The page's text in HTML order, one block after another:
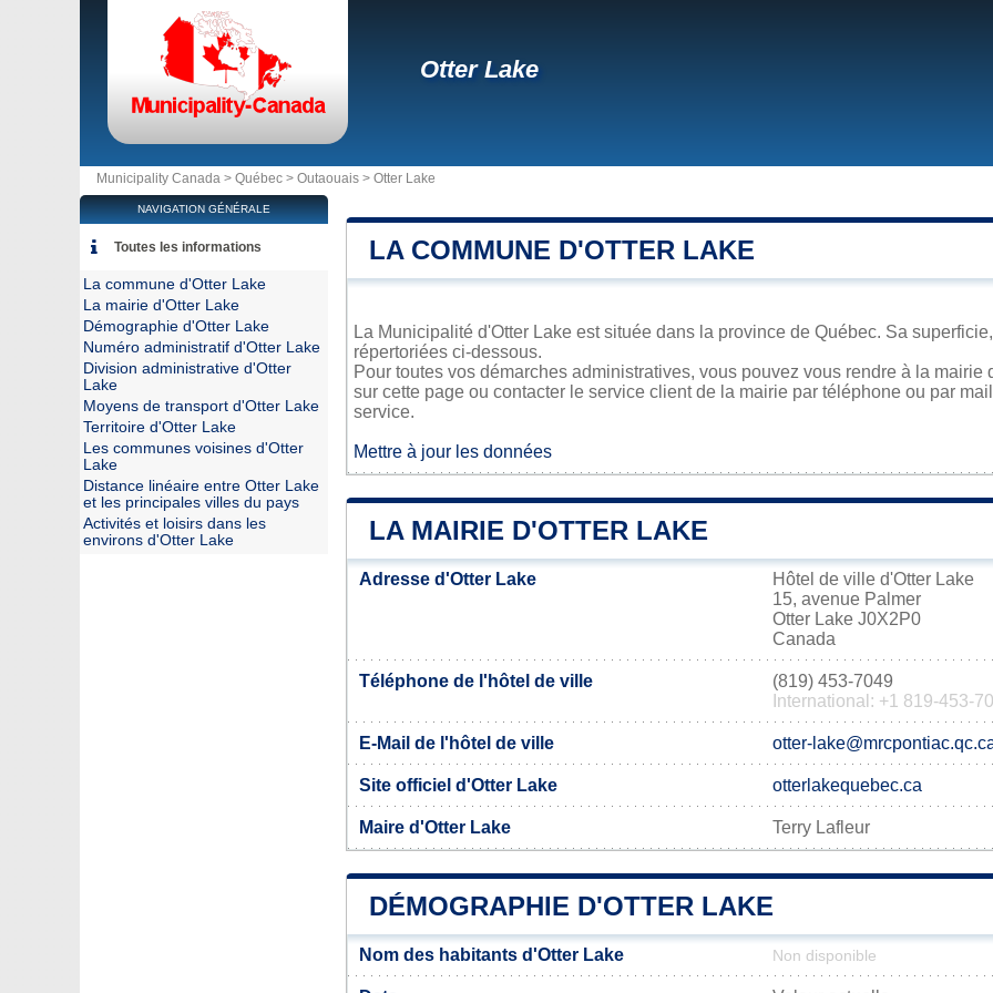
Otter Lake
Municipality Canada > Québec > Outaouais > Otter Lake
LA COMMUNE D'OTTER LAKE
La Municipalité d'Otter Lake est située dans la province de Québec. Sa
répertoriées ci-dessous.
Pour toutes vos démarches administratives, vous pouvez vous rendre à la
sur cette page ou contacter le service client de la mairie par téléphone ou par
service.
Mettre à jour les données
LA MAIRIE D'OTTER LAKE
Adresse d'Otter Lake
Hôtel de ville d'Otter Lake
15, avenue Palmer
Otter Lake J0X2P0
Canada
Téléphone de l'hôtel de ville
(819) 453-7049
International: +1 819-453-
E-Mail de l'hôtel de ville otter-
Site officiel d'Otter Lake otterlakequebec.ca
Maire d'Otter Lake Terry Lafleur
DÉMOGRAPHIE D'OTTER LAKE
Nom des habitants d'Otter Lake Non disponible
NAVIGATION GÉNÉRALE
Toutes les informations
La commune d'Otter Lake
La mairie d'Otter Lake
Démographie d'Otter Lake
Numéro administratif d'Otter Lake
Division administrative d'Otter
Lake
Moyens de transport d'Otter Lake
Territoire d'Otter Lake
Les communes voisines d'Otter
Lake
Distance linéaire entre Otter Lake
et les principales villes du pays
Activités et loisirs dans les
environs d'Otter Lake